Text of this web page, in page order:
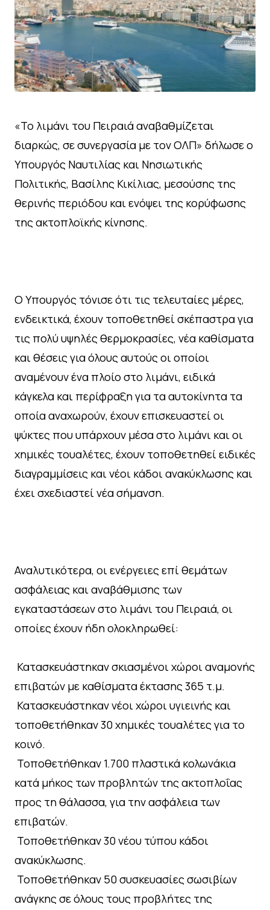
«Το λιμάνι του Πειραιά αναβαθμίζεται
διαρκώς, σε συνεργασία με τον ΟΛΠ» δήλωσε ο
Υπουργός Ναυτιλίας και Νησιωτικής
Πολιτικής, Βασίλης Κικίλιας, μεσούσης της
θερινής περιόδου και ενόψει της κορύφωσης
της ακτοπλοϊκής κίνησης.
Ο Υπουργός τόνισε ότι τις τελευταίες μέρες,
ενδεικτικά, έχουν τοποθετηθεί σκέπαστρα για
τις πολύ υψηλές θερμοκρασίες, νέα καθίσματα
και θέσεις για όλους αυτούς οι οποίοι
αναμένουν ένα πλοίο στο λιμάνι, ειδικά
κάγκελα και περίφραξη για τα αυτοκίνητα τα
οποία αναχωρούν, έχουν επισκευαστεί οι
ψύκτες που υπάρχουν μέσα στο λιμάνι και οι
χημικές τουαλέτες, έχουν τοποθετηθεί ειδικές
διαγραμμίσεις και νέοι κάδοι ανακύκλωσης και
έχει σχεδιαστεί νέα σήμανση.
Αναλυτικότερα, οι ενέργειες επί θεμάτων
ασφάλειας και αναβάθμισης των
εγκαταστάσεων στο λιμάνι του Πειραιά, οι
οποίες έχουν ήδη ολοκληρωθεί:
⁠ ⁠Κατασκευάστηκαν σκιασμένοι χώροι αναμονής
επιβατών με καθίσματα έκτασης 365 τ.μ.
⁠ ⁠Κατασκευάστηκαν νέοι χώροι υγιεινής και
τοποθετήθηκαν 30 χημικές τουαλέτες για το
κοινό.
⁠ ⁠Τοποθετήθηκαν 1.700 πλαστικά κολωνάκια
κατά μήκος των προβλητών της ακτοπλοΐας
προς τη θάλασσα, για την ασφάλεια των
επιβατών.
⁠ ⁠Τοποθετήθηκαν 30 νέου τύπου κάδοι
ανακύκλωσης.
⁠ ⁠Τοποθετήθηκαν 50 συσκευασίες σωσιβίων
ανάγκης σε όλους τους προβλήτες της